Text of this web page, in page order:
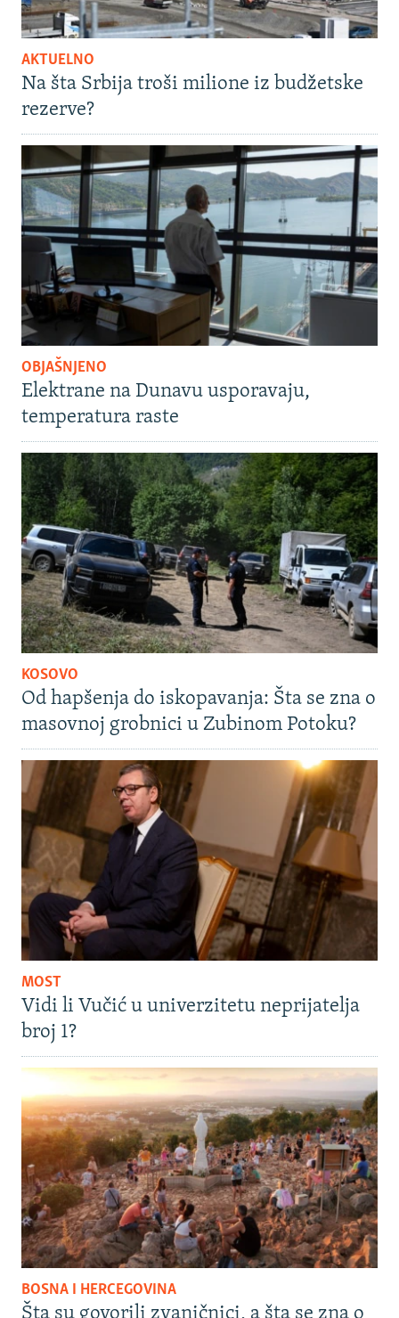
AKTUELNO
Na šta Srbija troši milione iz budžetske
rezerve?
OBJAŠNJENO
Elektrane na Dunavu usporavaju,
temperatura raste
KOSOVO
Od hapšenja do iskopavanja: Šta se zna o
masovnoj grobnici u Zubinom Potoku?
MOST
Vidi li Vučić u univerzitetu neprijatelja
broj 1?
BOSNA I HERCEGOVINA
Šta su govorili zvaničnici, a šta se zna o